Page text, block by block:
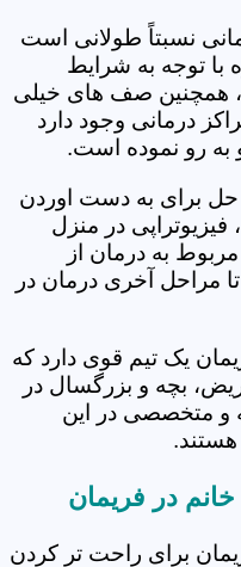
نسبتاً طولانی است
با توجه به شرایط
همچنین صف های خیلی
درمانی وجود دارد
به رو نموده است.
حل برای به دست اوردن
در منزل
به درمان از
مراحل آخری درمان در
یک تیم قوی دارد که
بچه و بزرگسال در
و متخصصی در این
در فریمان
برای راحت تر کردن